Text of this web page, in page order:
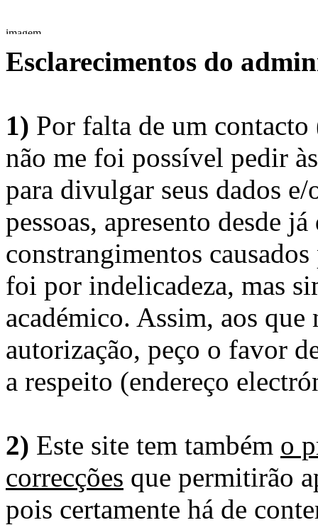
Esclarecimentos do
1) Por falta de um
não me foi possível pedir
para divulgar seus dados
pessoas, apresento desde
constrangimentos
foi por indelicadeza, mas
académico. Assim, aos
autorização, peço o favor
a respeito (endereço
2) Este site tem também o
correcções que permitirão
pois certamente há de